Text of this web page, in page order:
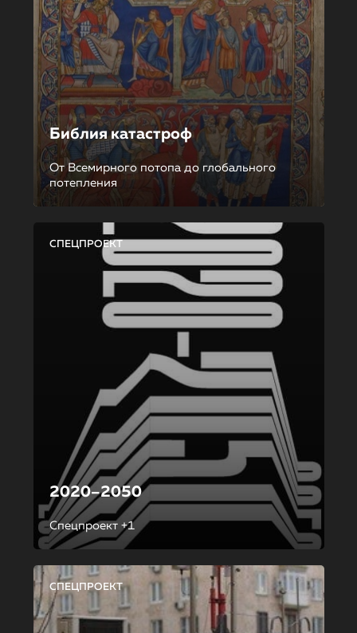
Библия катастроф
От Всемирного потопа до глобального
потепления
СПЕЦПРОЕКТ
2020–2050
Спецпроект +1
СПЕЦПРОЕКТ